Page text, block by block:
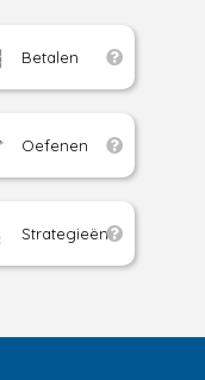
Betalen
Oefenen
Strategieën